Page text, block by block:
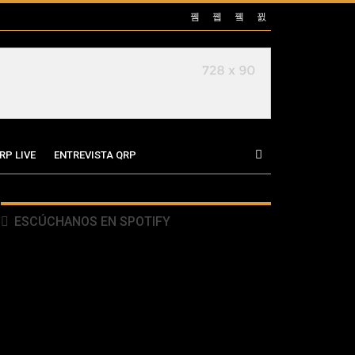
LIVE ENTREVISTA QRP
ESCÚCHANOS EN SPOTIFY